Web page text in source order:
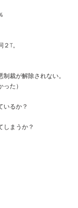
T。
裁が解除されない。
た）
るか？
まうか？